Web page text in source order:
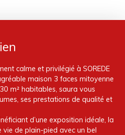
calme et privilégié à SOREDE
maison 3 faces mitoyenne
m² habitables, saura vous
ses prestations de qualité et
d’une exposition idéale, la
de plain-pied avec un bel